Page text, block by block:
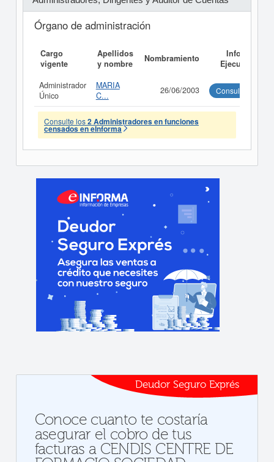
Órgano de administración
Cargo
vigente
Apellidos
y nombre
Nombramiento
Informe
Ejecutivo
Administrador
Único
MARIA
C...
26/06/2003 Consultar
Consulte los2 Administradores en funciones
censados en eInforma
Deudor Seguro Exprés
Conoce cuanto te costaría
asegurar el cobro de tus
facturas a CENDIS CENTRE DE